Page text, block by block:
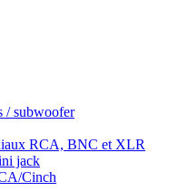
/ subwoofer
RCA, BNC et XLR
jack
Cinch